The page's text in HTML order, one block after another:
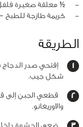
‏-
½ معلقة صغيرة
‏-
كريمة طازجة للطبخ
الطريقة
إفتحي صدر
شكل جيب.
قطعي الجبن إلى
والاوريغانو.
ضعي الحشوة